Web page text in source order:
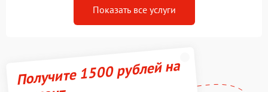
Показать все услуги
Получите 1500 рублей на